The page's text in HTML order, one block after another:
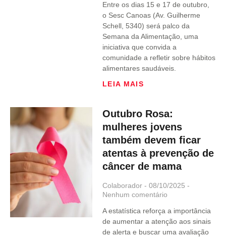
Entre os dias 15 e 17 de outubro,
o Sesc Canoas (Av. Guilherme
Schell, 5340) será palco da
Semana da Alimentação, uma
iniciativa que convida a
comunidade a refletir sobre hábitos
alimentares saudáveis.
LEIA MAIS
Outubro Rosa:
mulheres jovens
também devem ficar
atentas à prevenção de
câncer de mama
Colaborador 08/10/2025
Nenhum comentário
A estatística reforça a importância
de aumentar a atenção aos sinais
de alerta e buscar uma avaliação